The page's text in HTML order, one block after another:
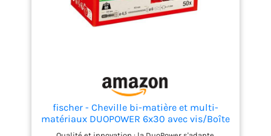
fischer - Cheville bi-matière et multi-
matériaux DUOPOWER 6x30 avec vis/Boîte
de 50